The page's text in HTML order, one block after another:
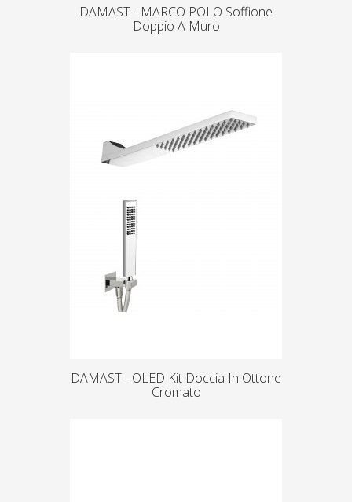
DAMAST - MARCO POLO Soffione
Doppio A Muro
DAMAST - OLED Kit Doccia In Ottone
Cromato